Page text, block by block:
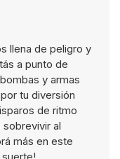
llena de peligro y
a punto de
y armas
tu diversión
de ritmo
al
más en este